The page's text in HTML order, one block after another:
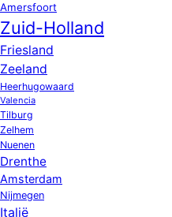
Amersfoort
Zuid-Holland
Friesland
Zeeland
Heerhugowaard
Valencia
Tilburg
Zelhem
Nuenen
Drenthe
Amsterdam
Nijmegen
Italië